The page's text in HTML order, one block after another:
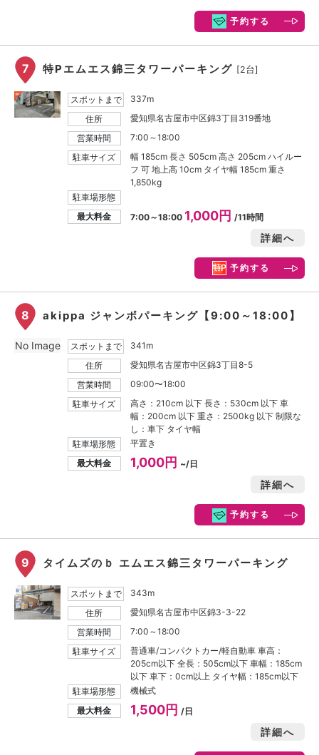
予約する
7 特Pエムエス錦三タワーパーキング [2台]
スポットまで
337m
住所
愛知県名古屋市中区錦3丁目319番地
営業時間
7:00～18:00
駐車サイズ
幅 185cm 長さ 505cm 高さ 205cm ハイルー
フ 可 地上高 10cm タイヤ幅 185cm 重さ
1,850kg
駐車場形態
最大料金
7:00～18:00 1,000円 /11時間
詳細へ
予約する
8 akippa ジャンボパーキング【9:00～18:00】
スポットまで
341m
住所
愛知県名古屋市中区錦3丁目8-5
営業時間
09:00〜18:00
駐車サイズ
高さ：210cm 以下 長さ：530cm 以下 車
幅：200cm 以下 重さ：2500kg 以下 制限な
し：車下 タイヤ幅
駐車場形態
平置き
最大料金
1,000円 ~/日
詳細へ
予約する
No Image
9 タイムズのｂ エムエス錦三タワーパーキング
スポットまで
343m
住所
愛知県名古屋市中区錦3-3-22
営業時間
7:00～18:00
駐車サイズ
普通車/コンパクトカー/軽自動車 車高：
205cm以下 全長：505cm以下 車幅：185cm
以下 車下：0cm以上 タイヤ幅：185cm以下
駐車場形態
機械式
最大料金
1,500円 /日
詳細へ